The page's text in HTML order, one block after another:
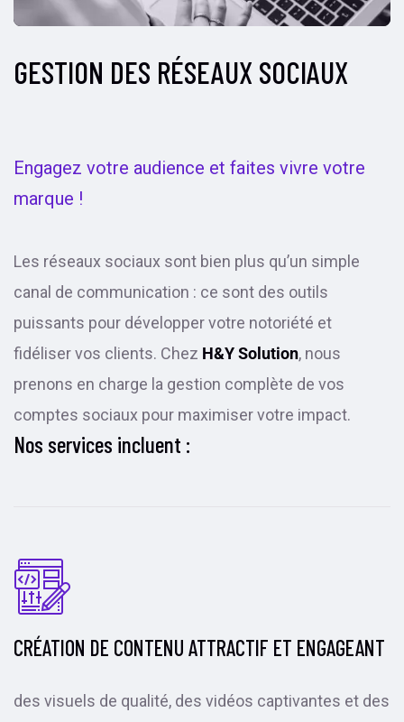
GESTION DES RÉSEAUX SOCIAUX
Engagez votre audience et faites vivre votre
marque !
Les réseaux sociaux sont bien plus qu’un simple
canal de communication : ce sont des outils
puissants pour développer votre notoriété et
fidéliser vos clients. Chez H&Y Solution, nous
prenons en charge la gestion complète de vos
comptes sociaux pour maximiser votre impact.
Nos services incluent :
CRÉATION DE CONTENU ATTRACTIF ET ENGAGEANT
des visuels de qualité, des vidéos captivantes et des